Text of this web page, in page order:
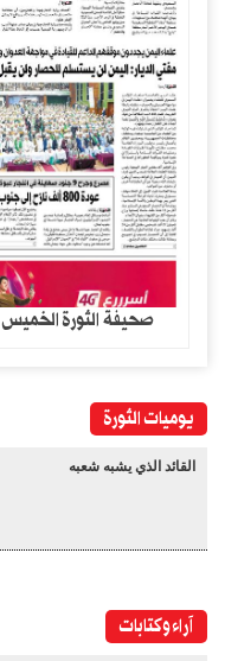
صحيفة الثورة الخميس 23 صفر 1448- 6 اغسطس 2026
يوميات الثورة
القائد الذي يشبه شعبه
آراء وكتابات